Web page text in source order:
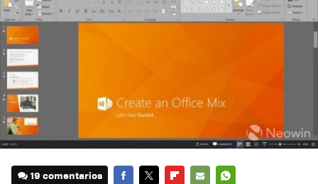
19 comentarios